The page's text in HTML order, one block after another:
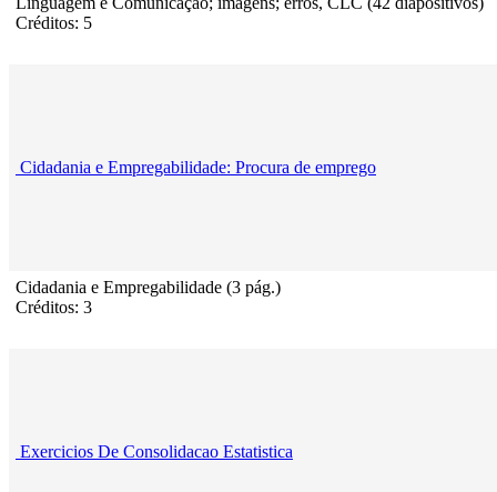
Créditos: 5
Cidadania e Empregabilidade: Procura de emprego
Cidadania e Empregabilidade (3 pág.)
Créditos: 3
Exercicios De Consolidacao Estatistica